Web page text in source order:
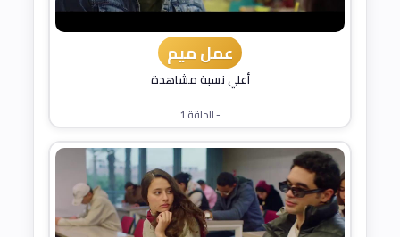
عمل ميم
أعلي نسبة مشاهدة
- الحلقة 1